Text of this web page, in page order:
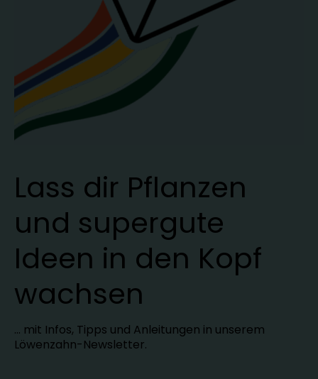
Lass dir Pflanzen
und supergute
Ideen in den Kopf
wachsen
… mit Infos, Tipps und Anleitungen in unserem
Löwenzahn-Newsletter.